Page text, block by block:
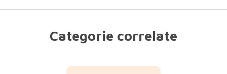
Categorie correlate